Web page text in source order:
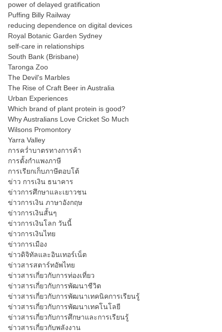
power of delayed gratification
Puffing Billy Railway
reducing dependence on digital devices
Royal Botanic Garden Sydney
self-care in relationships
South Bank (Brisbane)
Taronga Zoo
The Devil's Marbles
The Rise of Craft Beer in Australia
Urban Experiences
Which brand of plant protein is good?
Why Australians Love Cricket So Much
Wilsons Promontory
Yarra Valley
การคว่ำบาตรทางการค้า
การตั้งกำแพงภาษี
การเรียกเก็บภาษีตอบโต้
ข่าว การเงิน ธนาคาร
ข่าวการศึกษาและเยาวชน
ข่าวการเงิน ภาษาอังกฤษ
ข่าวการเงินสั้นๆ
ข่าวการเงินโลก วันนี้
ข่าวการเงินไทย
ข่าวการเมือง
ข่าวดิจิทัลและอินเทอร์เน็ต
ข่าวสารสตาร์ทอัพไทย
ข่าวสารเกี่ยวกับการท่องเที่ยว
ข่าวสารเกี่ยวกับการพัฒนาชีวิต
ข่าวสารเกี่ยวกับการพัฒนาเทคนิคการเรียนรู้
ข่าวสารเกี่ยวกับการพัฒนาเทคโนโลยี
ข่าวสารเกี่ยวกับการศึกษาและการเรียนรู้
ข่าวสารเกี่ยวกับพลังงาน